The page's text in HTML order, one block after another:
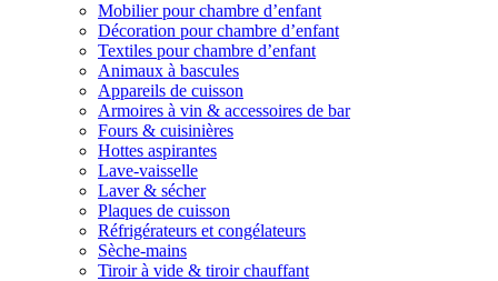
Mobilier pour chambre d’enfant
Décoration pour chambre d’enfant
Textiles pour chambre d’enfant
Animaux à bascules
Appareils de cuisson
Armoires à vin & accessoires de bar
Fours & cuisinières
Hottes aspirantes
Lave-vaisselle
Laver & sécher
Plaques de cuisson
Réfrigérateurs et congélateurs
Sèche-mains
Tiroir à vide & tiroir chauffant